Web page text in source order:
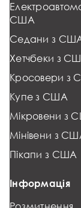
США
Седани з
Хетчбеки з
Кросовери з
Купе з США
Мікровени з
Мінівени з
Пікапи з США
Інформація